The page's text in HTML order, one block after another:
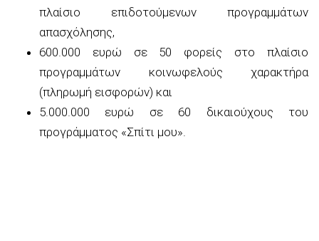
πλαίσιο επιδοτούμενων προγραμμάτων
απασχόλησης,
600.000 ευρώ σε 50 φορείς στο πλαίσιο
προγραμμάτων κοινωφελούς χαρακτήρα
(πληρωμή εισφορών) και
5.000.000 ευρώ σε 60 δικαιούχους του
προγράμματος «Σπίτι μου».